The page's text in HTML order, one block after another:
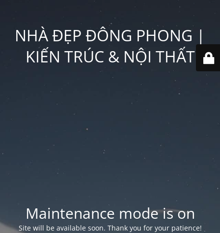
NHÀ ĐẸP ĐÔNG PHONG |
KIẾN TRÚC & NỘI THẤT
Maintenance mode is on
Site will be available soon. Thank you for your patience!